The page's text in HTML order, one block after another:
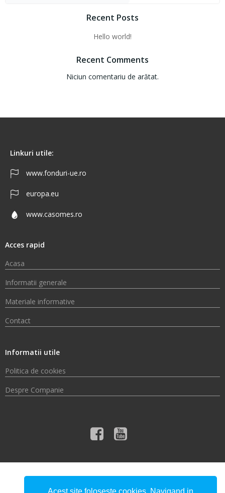
Recent Posts
Hello world!
Recent Comments
Niciun comentariu de arătat.
Linkuri utile:
www.fonduri-ue.ro
europa.eu
www.casomes.ro
Acces rapid
Acasa
Informatii generale
Materiale informative
Contact
Informatii utile
Politica de cookies
Despre Companie
© 2026 Compania de Apă Someș S.A.
Acest site foloseste cookies. Navigand in